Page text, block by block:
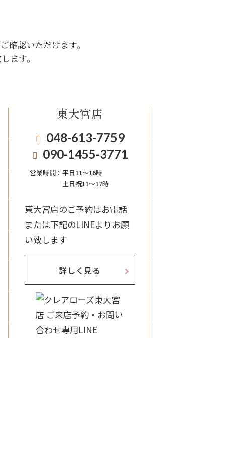
確認いただけます。
ます。
東大宮店
048-613-7759
090-1455-3771
営業時間： 平日11〜16時
土日祝11〜17時
東大宮店のご予約はお電話
または下記のLINEよりお願
い致します
詳しく見る